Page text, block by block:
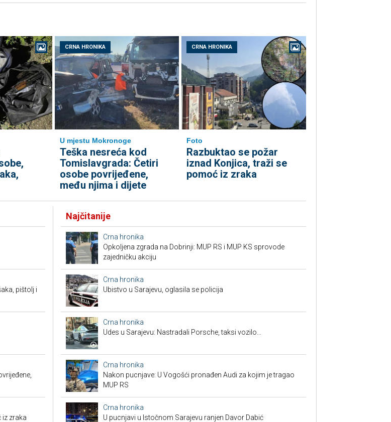
CRNA HRONIKA
U mjestu Mokronoge
Teška nesreća kod
Tomislavgrada: Četiri
osobe povrijeđene,
među njima i dijete
CRNA HRONIKA
Foto
Razbuktao se požar
iznad Konjica, traži se
pomoć iz zraka
pištolj i
iz zraka
Najčitanije
Crna hronika
Opkoljena zgrada na Dobrinji: MUP RS i MUP KS sprovode
zajedničku akciju
Crna hronika
Ubistvo u Sarajevu, oglasila se policija
Crna hronika
Udes u Sarajevu: Nastradali Porsche, taksi vozilo...
Crna hronika
Nakon pucnjave: U Vogošći pronađen Audi za kojim je tragao
MUP RS
Crna hronika
U pucnjavi u Istočnom Sarajevu ranjen Davor Dabić